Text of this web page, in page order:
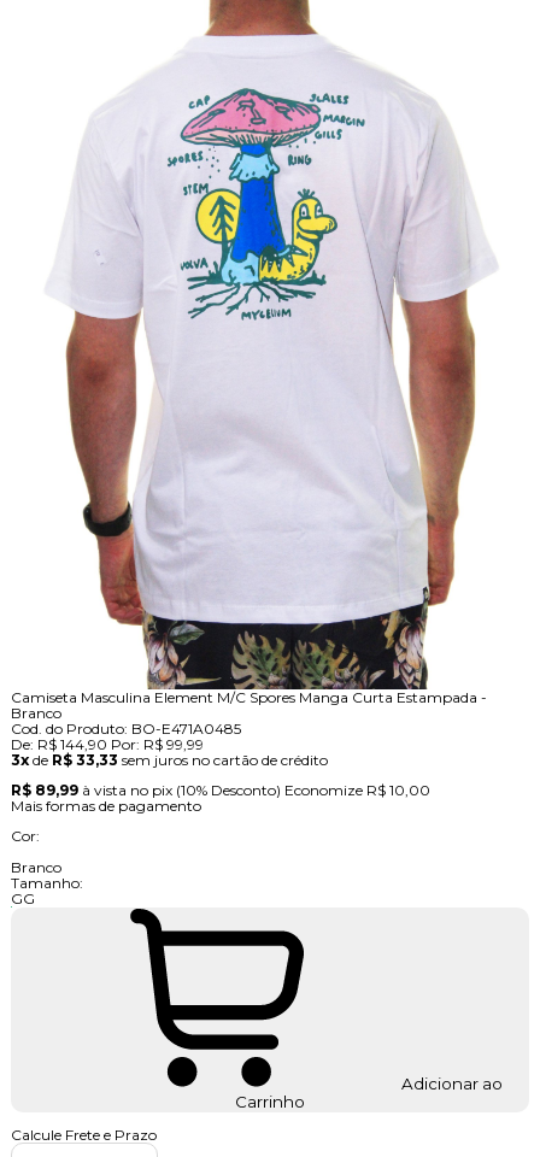
Camiseta Masculina Element M/C Spores Manga Curta Estampada -
Branco
Cod. do Produto: BO-E471A0485
De: R$ 144,90 Por: R$ 99,99
3xde R$ 33,33 sem juros no cartão de crédito
R$ 89,99 à vista no pix (10% Desconto) Economize R$ 10,00
Mais formas de pagamento
Cor:
Branco
Tamanho:
GG
Adicionar ao
Carrinho
Calcule Frete e Prazo